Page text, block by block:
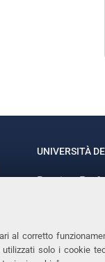
al corretto
utilizzati solo i cookie
UNIVERSITÀ
Rettrice: